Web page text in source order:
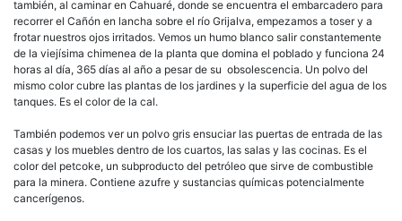
también, al caminar en Cahuaré, donde se encuentra el embarcadero para
recorrer el Cañón en lancha sobre el río Grijalva, empezamos a toser y a
frotar nuestros ojos irritados. Vemos un humo blanco salir constantemente
de la viejísima chimenea de la planta que domina el poblado y funciona 24
horas al día, 365 días al año a pesar de su obsolescencia. Un polvo del
mismo color cubre las plantas de los jardines y la superficie del agua de los
tanques. Es el color de la cal.
También podemos ver un polvo gris ensuciar las puertas de entrada de las
casas y los muebles dentro de los cuartos, las salas y las cocinas. Es el
color del petcoke, un subproducto del petróleo que sirve de combustible
para la minera. Contiene azufre y sustancias químicas potencialmente
cancerígenos.